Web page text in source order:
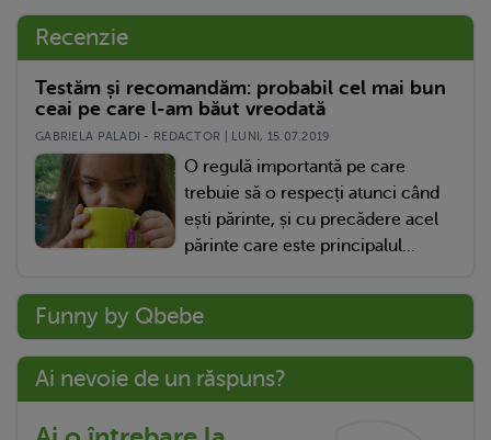
Recenzie
Testăm și recomandăm: probabil cel mai bun
ceai pe care l-am băut vreodată
GABRIELA PALADI - REDACTOR | LUNI, 15.07.2019
O regulă importantă pe care
trebuie să o respecți atunci când
ești părinte, și cu precădere acel
părinte care este principalul...
Funny by Qbebe
Ai nevoie de un răspuns?